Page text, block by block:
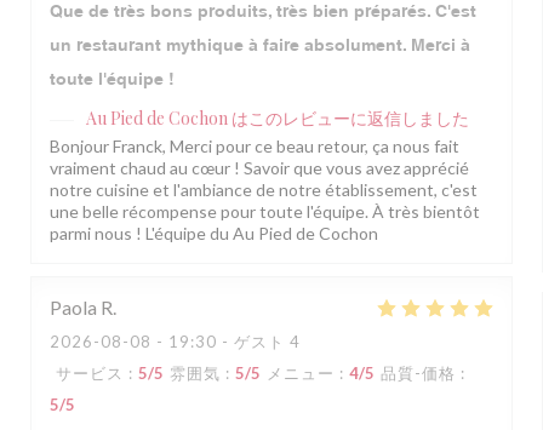
Que de très bons produits, très bien préparés. C'est
un restaurant mythique à faire absolument. Merci à
toute l'équipe !
Au Pied de Cochon はこのレビューに返信しました
Bonjour Franck, Merci pour ce beau retour, ça nous fait
vraiment chaud au cœur ! Savoir que vous avez apprécié
notre cuisine et l'ambiance de notre établissement, c'est
une belle récompense pour toute l'équipe. À très bientôt
parmi nous ! L'équipe du Au Pied de Cochon
Paola R
2026-08-08 - 19:30 - ゲスト 4
サービス : 5/5 雰囲気 : 5/5 メニュー : 4/5 品質-価格 :
5/5